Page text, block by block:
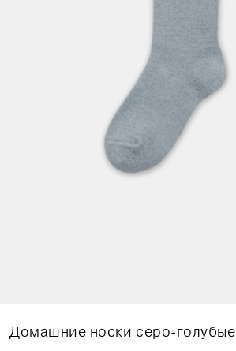
Домашние носки серо-голубые